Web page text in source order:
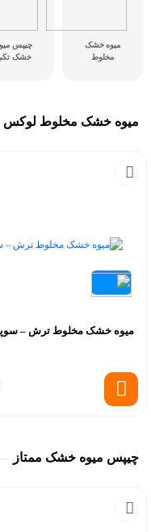
میوه خشک
مخلوط
چیپس
خشک
میوه خشک مخلوط لوکس
میوه خشک مخلوط ترش –
چیپس میوه خشک ممتاز